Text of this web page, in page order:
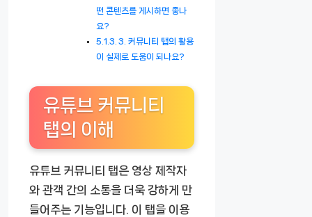
떤 콘텐츠를 게시하면 좋나
요?
3. 커뮤니티 탭의 활용
이 실제로 도움이 되나요?
유튜브 커뮤니티
탭의 이해
유튜브 커뮤니티 탭은 영상 제작자
와 관객 간의 소통을 더욱 강하게 만
들어주는 기능입니다. 이 탭을 이용